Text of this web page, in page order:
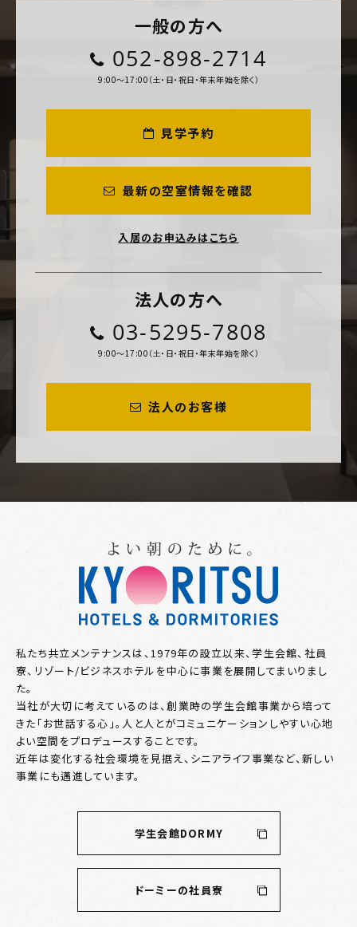
一般の方へ
052-898-2714
9:00～17:00（土・日・祝日・年末年始を除く）
見学予約
最新の空室情報を確認
入居のお申込みはこちら
法人の方へ
03-5295-7808
9:00～17:00（土・日・祝日・年末年始を除く）
法人のお客様
私たち共立メンテナンスは、1979年の設立以来、学生会館、社員
寮、リゾート/ビジネスホテルを中心に事業を展開してまいりまし
た。
当社が大切に考えているのは、創業時の学生会館事業から培って
きた「お世話する心」。人と人とがコミュニケーションしやすい心地
よい空間をプロデュースすることです。
近年は変化する社会環境を見据え、シニアライフ事業など、新しい
事業にも邁進しています。
学生会館DORMY
ドーミーの社員寮